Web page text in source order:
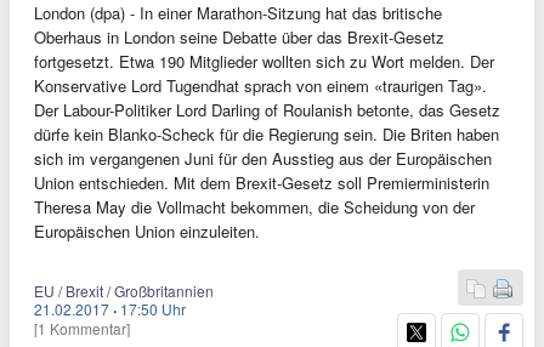
London (dpa) - In einer Marathon-Sitzung hat das britische
Oberhaus in London seine Debatte über das Brexit-Gesetz
fortgesetzt. Etwa 190 Mitglieder wollten sich zu Wort melden. Der
Konservative Lord Tugendhat sprach von einem «traurigen Tag».
Der Labour-Politiker Lord Darling of Roulanish betonte, das Gesetz
dürfe kein Blanko-Scheck für die Regierung sein. Die Briten haben
sich im vergangenen Juni für den Ausstieg aus der Europäischen
Union entschieden. Mit dem Brexit-Gesetz soll Premierministerin
Theresa May die Vollmacht bekommen, die Scheidung von der
Europäischen Union einzuleiten.
EU / Brexit / Großbritannien
21.02.2017 · 17:50 Uhr
[1 Kommentar]